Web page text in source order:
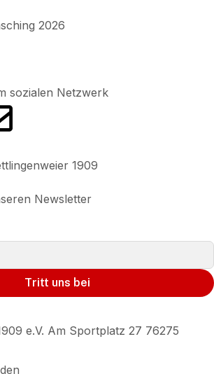
2026
sozialen Netzwerk
Newsletter
Tritt uns bei
e.V. Am Sportplatz 27 76275